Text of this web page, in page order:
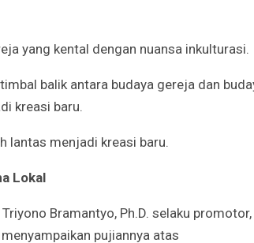
yang kental dengan nuansa inkulturasi.
balik antara budaya gereja dan
kreasi baru.
lantas menjadi kreasi baru.
Lokal
Bramantyo, Ph.D. selaku promotor,
pujiannya atas